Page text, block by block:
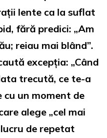
lente ca la suflat
fără predici: „Am
reiau mai blând”.
excepția: „Când
trecută, ce te-a
cu un moment de
alege „cel mai
de repetat